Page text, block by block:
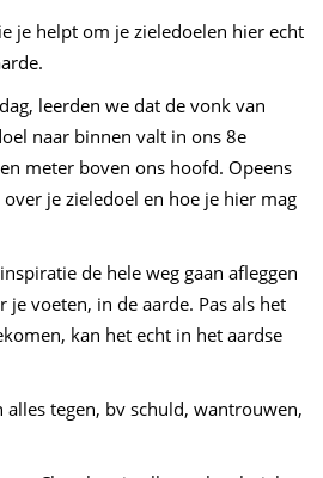
je helpt om je zieledoelen hier echt
leerden we dat de vonk van
naar binnen valt in ons 8e
meter boven ons hoofd. Opeens
je zieledoel en hoe je hier mag
de hele weg gaan afleggen
je voeten, in de aarde. Pas als het
kan het echt in het aardse
tegen, bv schuld, wantrouwen,